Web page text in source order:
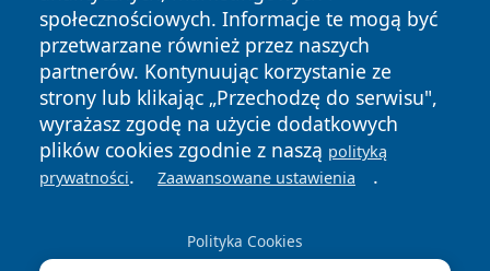
społecznościowych. Informacje te mogą być
przetwarzane również przez naszych
partnerów. Kontynuując korzystanie ze
strony lub klikając „Przechodzę do serwisu",
wyrażasz zgodę na użycie dodatkowych
plików cookies zgodnie z naszą polityką
prywatności. Zaawansowane ustawienia .
Polityka Cookies
News Autorzy
Polityka
Prywatności
Polityka
Cookies
cześć